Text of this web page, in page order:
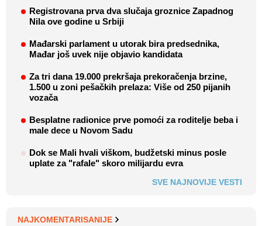
Registrovana prva dva slučaja groznice Zapadnog
Nila ove godine u Srbiji
Mađarski parlament u utorak bira predsednika,
Mađar još uvek nije objavio kandidata
Za tri dana 19.000 prekršaja prekoračenja brzine,
1.500 u zoni pešačkih prelaza: Više od 250 pijanih
vozača
Besplatne radionice prve pomoći za roditelje beba i
male dece u Novom Sadu
Dok se Mali hvali viškom, budžetski minus posle
uplate za "rafale" skoro milijardu evra
SVE NAJNOVIJE VESTI
NAJKOMENTARISANIJE